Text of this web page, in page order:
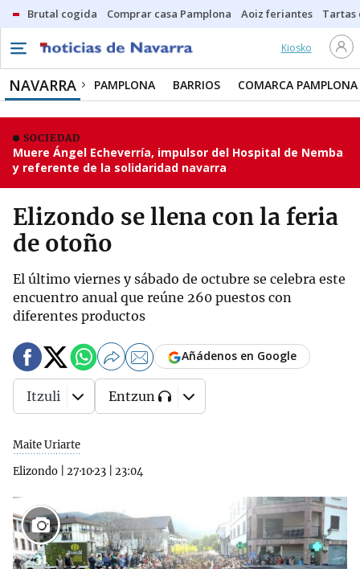
Brutal cogida Comprar casa Pamplona Aoiz feriantes Tartas
Kiosko
NAVARRA PAMPLONA BARRIOS COMARCA PAMPLONA
SOCIEDAD
Muere Ángel Echeverría, impulsor del Hospital de Nemba
y referente de la solidaridad navarra
Elizondo se llena con la feria
de otoño
El último viernes y sábado de octubre se celebra este
encuentro anual que reúne 260 puestos con
diferentes productos
Maite Uriarte
Elizondo
27·10·23 23:04
Añádenos en Google
Itzuli Entzun
31